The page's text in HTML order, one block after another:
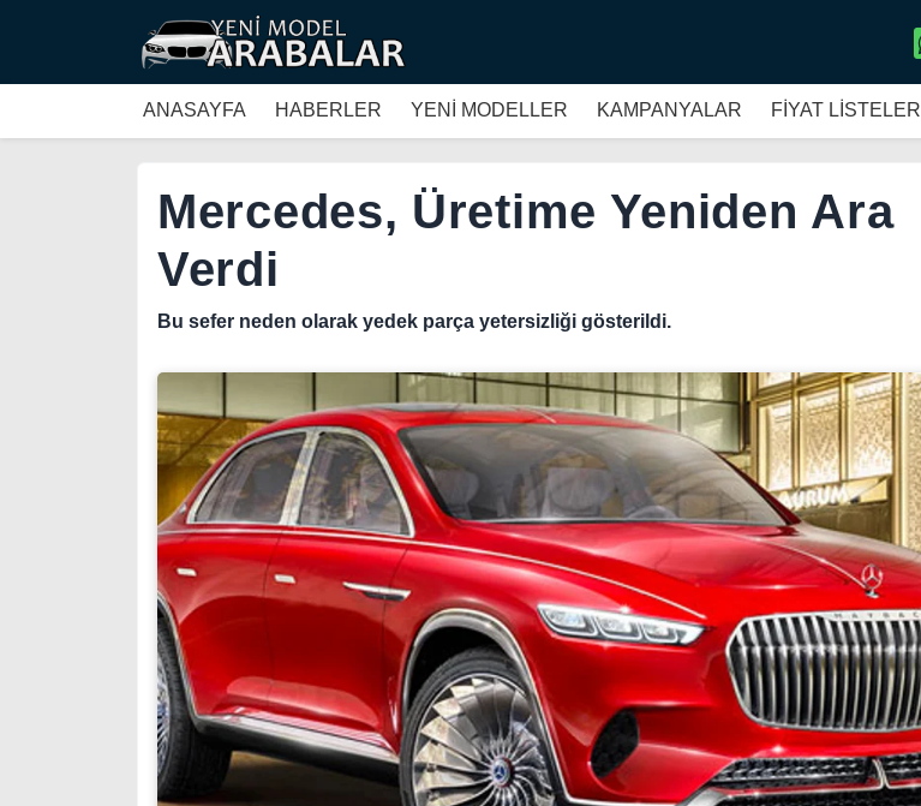
ANASAYFA HABERLER YENİ MODELLER KAMPANYALAR FİYAT LİSTELERİ
Mercedes, Üretime Yeniden Ara
Verdi
Bu sefer neden olarak yedek parça yetersizliği gösterildi.